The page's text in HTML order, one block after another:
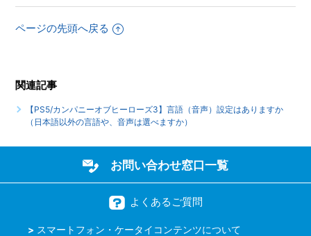
か）
【PS5/カンパニーオブヒーローズ3】オンラインプレイで相
手が確認できる自分の（個人）情報はありますか
もっと見る
ページの先頭へ戻る
関連記事
【PS5/カンパニーオブヒーローズ3】言語（音声）設定はありますか
（日本語以外の言語や、音声は選べますか）
お問い合わせ窓口一覧
よくあるご質問
スマートフォン・ケータイコンテンツについて